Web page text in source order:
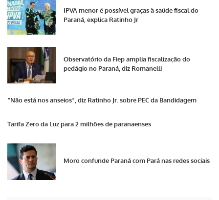
IPVA menor é possível graças à saúde fiscal do
Paraná, explica Ratinho Jr
Observatório da Fiep amplia fiscalização do
pedágio no Paraná, diz Romanelli
“Não está nos anseios”, diz Ratinho Jr. sobre PEC da Bandidagem
Tarifa Zero da Luz para 2 milhões de paranaenses
Moro confunde Paraná com Pará nas redes sociais